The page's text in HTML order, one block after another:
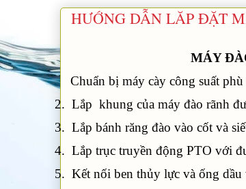
HƯỚNG DẪN LĂP ĐẶT
MÁY
Chuẩn bị máy cày công suất
2. Lắp khung của máy đào rãnh
3. Lắp bánh răng đào vào cốt và
4. Lắp trục truyền động PTO với
5. Kết nối ben thủy lực và ống dầu